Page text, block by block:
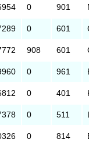
0 901
0 601
908 601
0 961
0 401
0 511
0 814